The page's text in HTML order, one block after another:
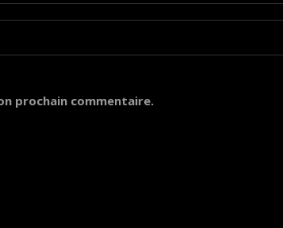
prochain commentaire.